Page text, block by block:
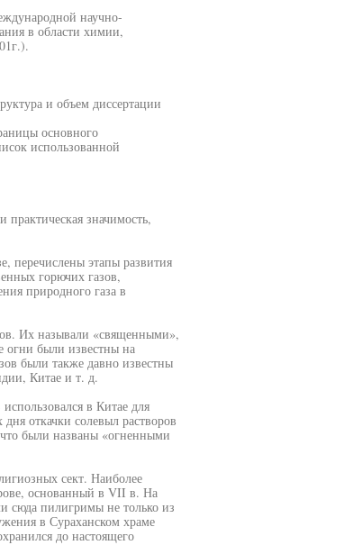
научно-
в области химии,
и объем диссертации
основного
использованной
практическая значимость,
перечислены этапы развития
горючих газов,
природного газа в
Их называли «священными»,
огни были известны на
были также давно известны
Китае и т. д.
в Китае для
откачки солевыл растворов
были названы «огненными
сект. Наиболее
основанный в VII в. На
сюда пилигримы не только из
в Сураханском храме
до настоящего